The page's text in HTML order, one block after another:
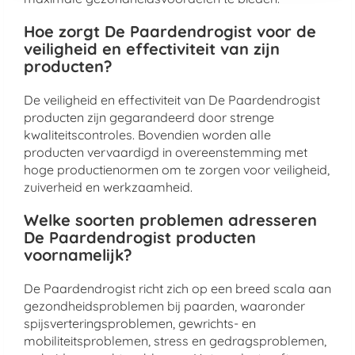
Hoe zorgt De Paardendrogist voor de
veiligheid en effectiviteit van zijn
producten?
De veiligheid en effectiviteit van De Paardendrogist
producten zijn gegarandeerd door strenge
kwaliteitscontroles. Bovendien worden alle
producten vervaardigd in overeenstemming met
hoge productienormen om te zorgen voor veiligheid,
zuiverheid en werkzaamheid.
Welke soorten problemen adresseren
De Paardendrogist producten
voornamelijk?
De Paardendrogist richt zich op een breed scala aan
gezondheidsproblemen bij paarden, waaronder
spijsverteringsproblemen, gewrichts- en
mobiliteitsproblemen, stress en gedragsproblemen,